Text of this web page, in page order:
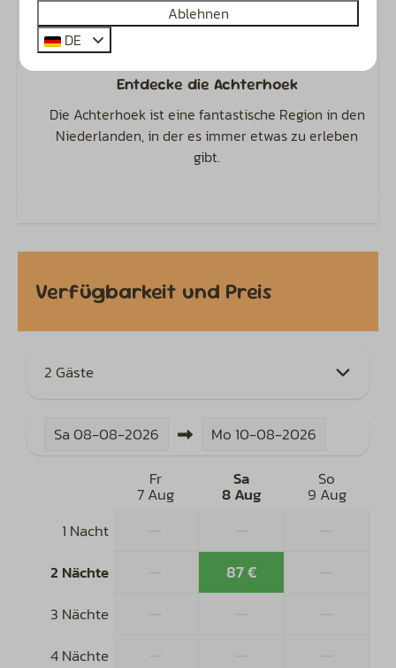
Entdecke die Achterhoek
Die Achterhoek ist eine fantastische Region in den
Niederlanden, in der es immer etwas zu erleben
gibt.
Verfügbarkeit und Preis
2 Gäste
Sa 08-08-2026 Mo 10-08-2026
Fr
7 Aug
Sa
8 Aug
So
9 Aug
1 Nacht
2 Nächte 87 €
3 Nächte
4 Nächte
Ablehnen
DE